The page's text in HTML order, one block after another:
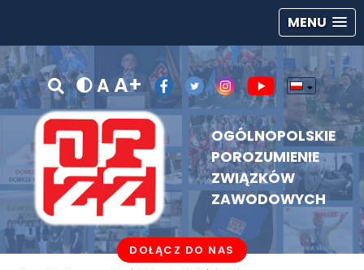
MENU
A A+
OGÓLNOPOLSKIE
POROZUMIENIE
ZWIĄZKÓW
ZAWODOWYCH
DOŁĄCZ DO NAS